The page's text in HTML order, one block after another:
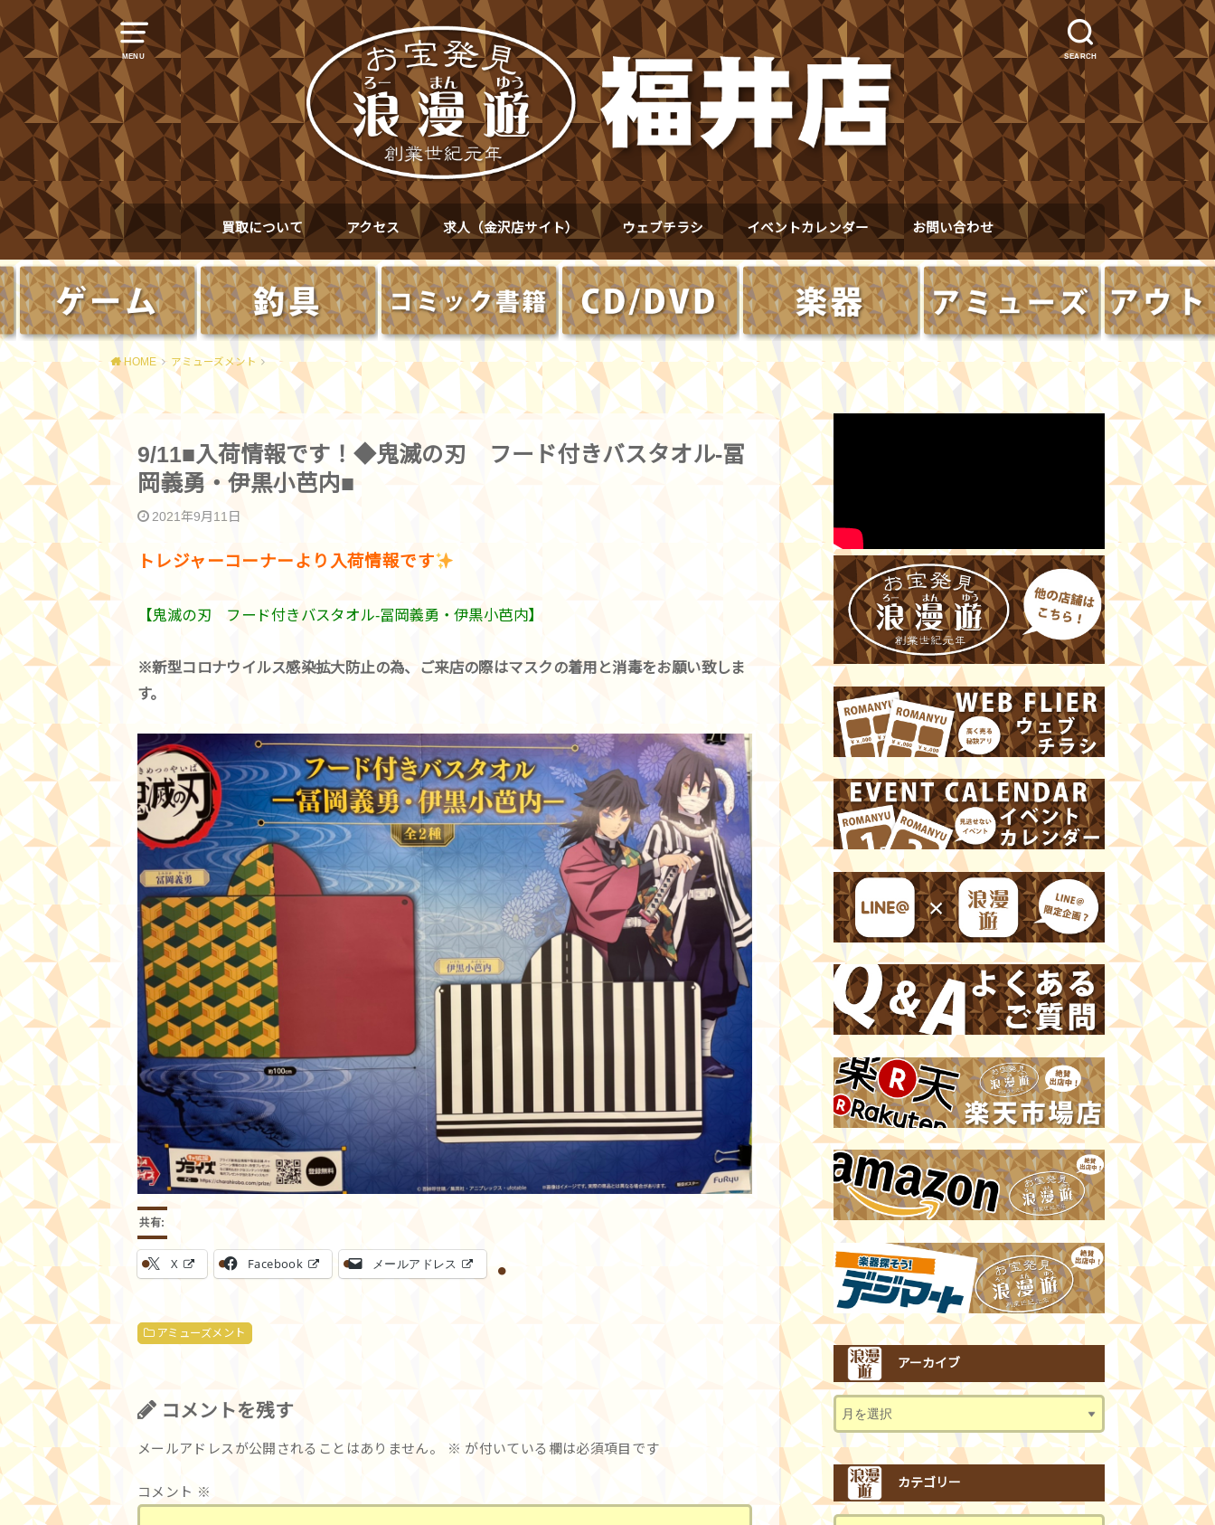
MENU SEARCH
買取について アクセス 求人（金沢店サイト） ウェブチラシ イベントカレンダー お問い合わせ
HOME アミューズメント
9/11■入荷情報です！◆鬼滅の刃 フード付きバスタオル-冨
岡義勇・伊黒小芭内■
2021年9月11日
トレジャーコーナーより入荷情報です
【鬼滅の刃 フード付きバスタオル-冨岡義勇・伊黒小芭内】
※新型コロナウイルス感染拡大防止の為、ご来店の際はマスクの着用と消毒をお願い致しま
す。
共有:
X Facebook メールアドレス
アミューズメント
コメントを残す
メールアドレスが公開されることはありません。 ※ が付いている欄は必須項目です
コメント ※
アーカイブ
カテゴリー